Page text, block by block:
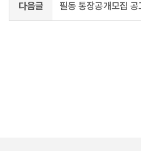
다음글 필동 통장공개모집